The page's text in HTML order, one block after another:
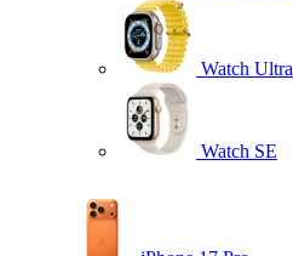
Watch Ultra
Watch SE